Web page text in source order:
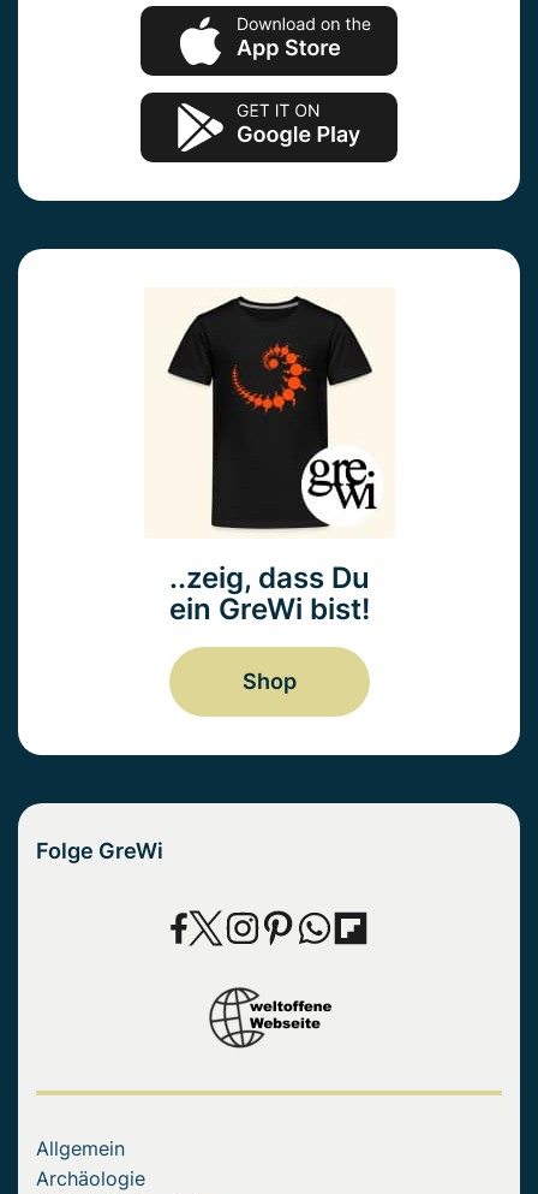
..zeig, dass Du
ein GreWi bist!
Shop
Folge GreWi
Allgemein
Archäologie